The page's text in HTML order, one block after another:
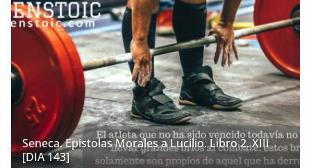
Seneca. Epistolas Morales a Lucilio. Libro 2. XIII
[DIA 143]